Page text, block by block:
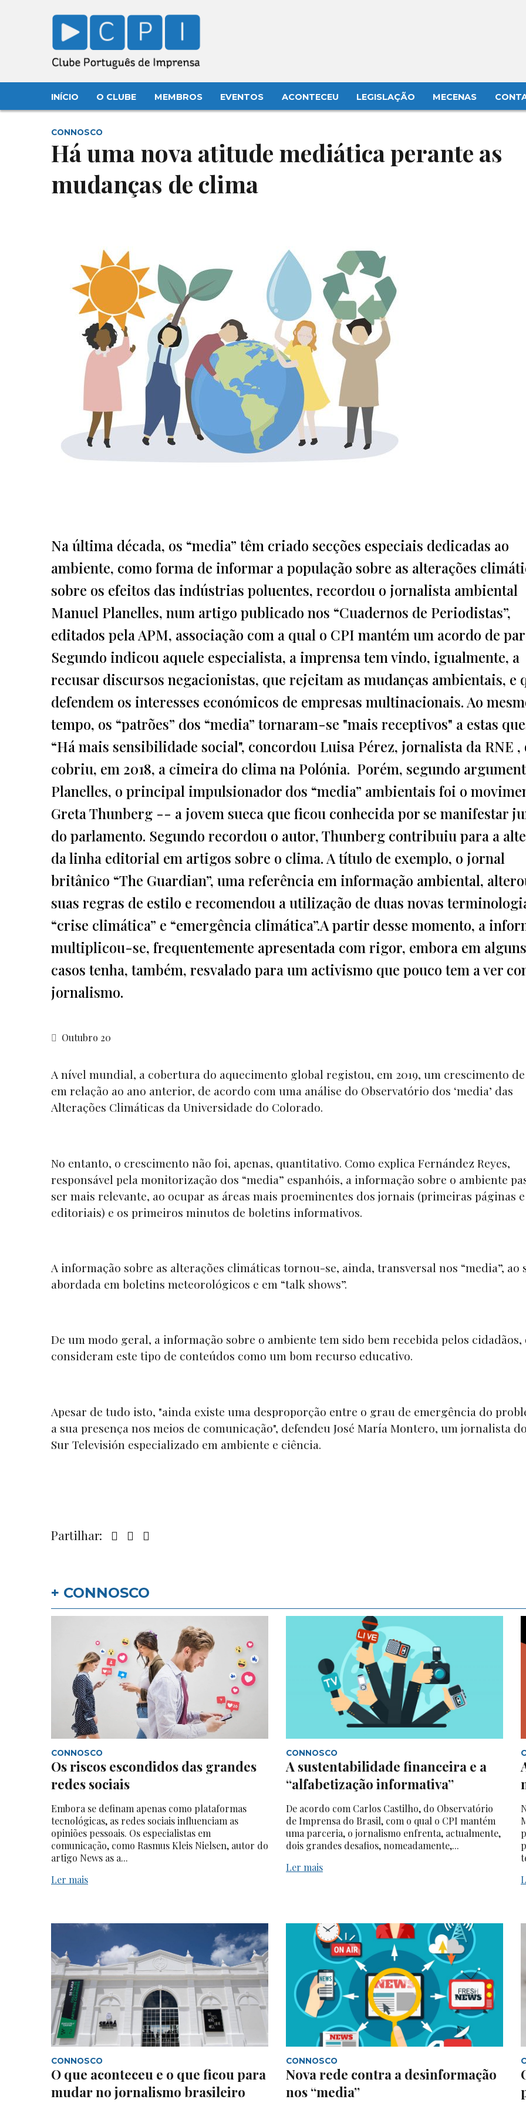
INÍCIO O CLUBE MEMBROS EVENTOS ACONTECEU LEGISLAÇÃO MECENAS
CONNOSCO
Há uma nova atitude mediática perante as
mudanças de clima
Na última década, os “media” têm criado secções especiais dedicadas ao
ambiente, como forma de informar a população sobre as alterações
sobre os efeitos das indústrias poluentes, recordou o jornalista ambiental
Manuel Planelles, num artigo publicado nos “Cuadernos de Periodistas”,
editados pela APM, associação com a qual o CPI mantém um acordo de
Segundo indicou aquele especialista, a imprensa tem vindo, igualmente, a
recusar discursos negacionistas, que rejeitam as mudanças ambientais, e
defendem os interesses económicos de empresas multinacionais. Ao
tempo, os “patrões” dos “media” tornaram-se "mais receptivos" a estas
“Há mais sensibilidade social", concordou Luisa Pérez, jornalista da RNE ,
cobriu, em 2018, a cimeira do clima na Polónia. Porém, segundo
Planelles, o principal impulsionador dos “media” ambientais foi o
Greta Thunberg -- a jovem sueca que ficou conhecida por se manifestar
do parlamento. Segundo recordou o autor, Thunberg contribuiu para a
da linha editorial em artigos sobre o clima. A título de exemplo, o jornal
britânico “The Guardian”, uma referência em informação ambiental,
suas regras de estilo e recomendou a utilização de duas novas
“crise climática” e “emergência climática”.A partir desse momento, a
multiplicou-se, frequentemente apresentada com rigor, embora em alguns
casos tenha, também, resvalado para um activismo que pouco tem a ver
jornalismo.
Outubro 20
A nível mundial, a cobertura do aquecimento global registou, em 2019, um crescimento de
em relação ao ano anterior, de acordo com uma análise do Observatório dos ‘media’ das
Alterações Climáticas da Universidade do Colorado.
No entanto, o crescimento não foi, apenas, quantitativo. Como explica Fernández Reyes,
responsável pela monitorização dos “media” espanhóis, a informação sobre o ambiente
ser mais relevante, ao ocupar as áreas mais proeminentes dos jornais (primeiras páginas e
editoriais) e os primeiros minutos de boletins informativos.
A informação sobre as alterações climáticas tornou-se, ainda, transversal nos “media”, ao
abordada em boletins meteorológicos e em “talk shows”.
De um modo geral, a informação sobre o ambiente tem sido bem recebida pelos cidadãos,
consideram este tipo de conteúdos como um bom recurso educativo.
Apesar de tudo isto, "ainda existe uma desproporção entre o grau de emergência do
a sua presença nos meios de comunicação", defendeu José María Montero, um jornalista do
Sur Televisión especializado em ambiente e ciência.
Partilhar:
+ CONNOSCO
CONNOSCO
Os riscos escondidos das grandes
redes sociais
Embora se definam apenas como plataformas
tecnológicas, as redes sociais influenciam as
opiniões pessoais. Os especialistas em
comunicação, como Rasmus Kleis Nielsen, autor do
artigo News as a...
Ler mais
CONNOSCO
A sustentabilidade financeira e a
“alfabetização informativa”
De acordo com Carlos Castilho, do Observatório
de Imprensa do Brasil, com o qual o CPI mantém
uma parceria, o jornalismo enfrenta, actualmente,
dois grandes desafios, nomeadamente,...
Ler mais
CONNOSCO
O que aconteceu e o que ficou para
mudar no jornalismo brasileiro
CONNOSCO
Nova rede contra a desinformação
nos “media”